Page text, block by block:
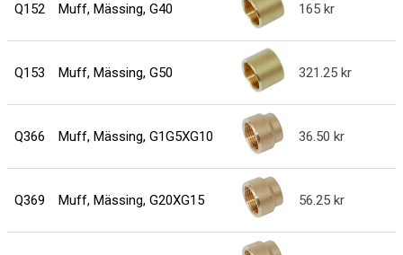
Q152 Muff, Mässing, G40 165
Q153 Muff, Mässing, G50 321.25
Q366 Muff, Mässing, G1G5XG10 36.50
Q369 Muff, Mässing, G20XG15 56.25